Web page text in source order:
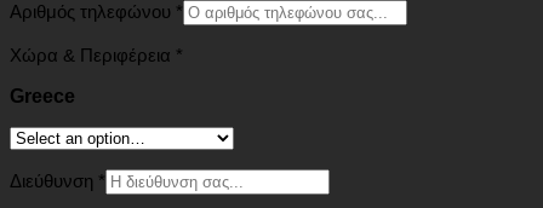
Αριθμός τηλεφώνου *
Χώρα & Περιφέρεια *
Greece
Διεύθυνση *